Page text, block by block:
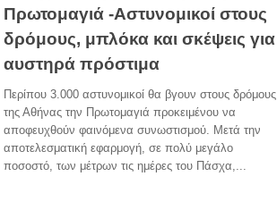
Πρωτομαγιά -Αστυνομικοί στους
δρόμους, μπλόκα και σκέψεις για
αυστηρά πρόστιμα
Περίπου 3.000 αστυνομικοί θα βγουν στους δρόμους
της Αθήνας την Πρωτομαγιά προκειμένου να
αποφευχθούν φαινόμενα συνωστισμού. Μετά την
αποτελεσματική εφαρμογή, σε πολύ μεγάλο
ποσοστό, των μέτρων τις ημέρες του Πάσχα,...